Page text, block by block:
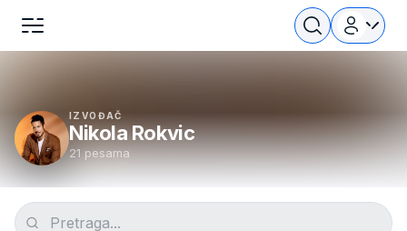
IZVOĐAČ
Nikola Rokvic
21 pesama